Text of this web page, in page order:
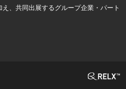
、共同出展するグループ企業・パート